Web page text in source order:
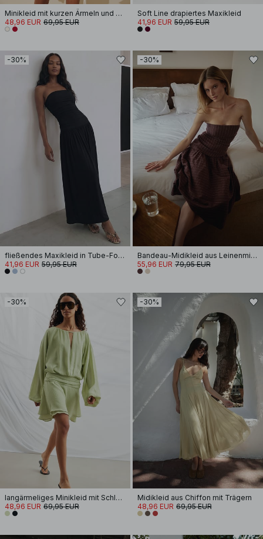
Minikleid mit kurzen Ärmeln und Schnürung an der Taille
48,96 EUR 69,95 EUR
Soft Line drapiertes Maxikleid
41,96 EUR 59,95 EUR
-30%
fließendes Maxikleid in Tube-Form
41,96 EUR 59,95 EUR
-30%
Bandeau-Midikleid aus Leinenmischung
55,96 EUR 79,95 EUR
-30%
langärmeliges Minikleid mit Schlüssellochausschnitt
48,96 EUR 69,95 EUR
-30%
Midikleid aus Chiffon mit Trägern
48,96 EUR 69,95 EUR